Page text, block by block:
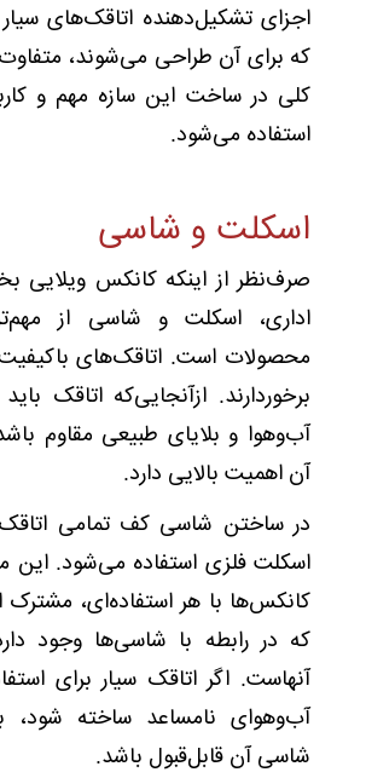
اجزای تشکیل‌دهنده اتاقک‌های
که برای آن طراحی می‌شوند،
کلی در ساخت این سازه مهم و
استفاده می‌شود.
اسکلت و شاسی
صرف‌نظر از اینکه کانکس ویلایی
اداری، اسکلت و شاسی از
محصولات است. اتاقک‌های
برخوردارند. ازآنجایی‌که اتاقک
آب‌وهوا و بلایای طبیعی مقاوم
آن اهمیت بالایی دارد.
در ساختن شاسی کف تمامی
اسکلت فلزی استفاده می‌شود. این
کانکس‌ها با هر استفاده‌ای، مشترک
که در رابطه‌ با شاسی‌ها وجود
آنهاست. اگر اتاقک سیار برای
آب‌وهوای نامساعد ساخته شود،
شاسی آن قابل‌قبول باشد.